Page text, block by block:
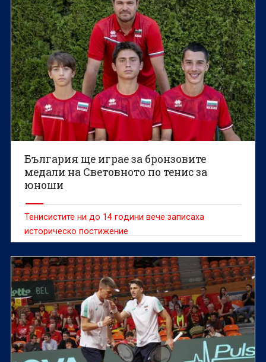
България ще играе за бронзовите
медали на Световното по тенис за
юноши
Тенисистите ни до 14 години вече записаха
историческо постижение